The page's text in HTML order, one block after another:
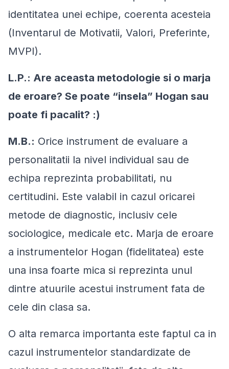
identitatea unei echipe, coerenta acesteia
(Inventarul de Motivatii, Valori, Preferinte,
MVPI).
L.P.: Are aceasta metodologie si o marja
de eroare? Se poate “insela” Hogan sau
poate fi pacalit? :)
M.B.: Orice instrument de evaluare a
personalitatii la nivel individual sau de
echipa reprezinta probabilitati, nu
certitudini. Este valabil in cazul oricarei
metode de diagnostic, inclusiv cele
sociologice, medicale etc. Marja de eroare
a instrumentelor Hogan (fidelitatea) este
una insa foarte mica si reprezinta unul
dintre atuurile acestui instrument fata de
cele din clasa sa.
O alta remarca importanta este faptul ca in
cazul instrumentelor standardizate de